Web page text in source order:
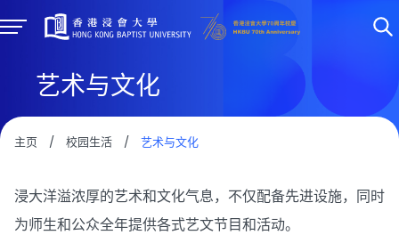
艺术与文化
主页 / 校园生活 / 艺术与文化
浸大洋溢浓厚的艺术和文化气息，不仅配备先进设施，同时
为师生和公众全年提供各式艺文节目和活动。